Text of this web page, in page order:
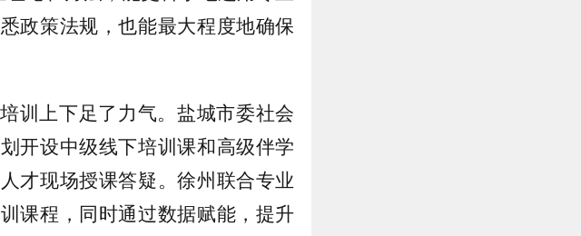
政策法规，也能最大程度地确保
训上下足了力气。盐城市委社会
开设中级线下培训课和高级伴学
才现场授课答疑。徐州联合专业
课程，同时通过数据赋能，提升